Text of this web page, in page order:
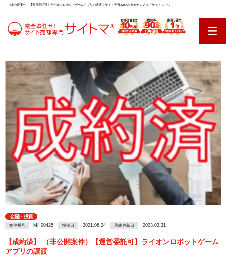
（非公開案件）【運営委託可】ライオンロボットゲームアプリの譲渡｜サイト売買,M&Aを任せたい方は『サイトマ』へ
金融・投資
案件番号 MH00425 投稿日 2021.06.24 最終更新日 2023.03.31
【成約済】 （非公開案件）【運営委託可】ライオンロボットゲーム
アプリの譲渡